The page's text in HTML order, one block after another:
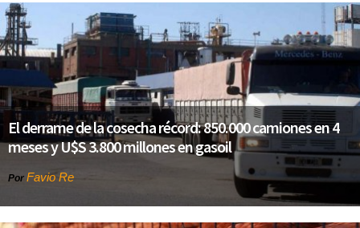
El derrame de la cosecha récord: 850.000 camiones en 4
meses y U$S 3.800 millones en gasoil
Por Favio Re